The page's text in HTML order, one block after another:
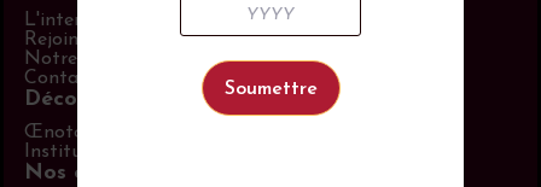
L'interprofession
Rejoindre les équipes
Notre politique RSE
Contact
Découvrir aussi
Œnotourisme en Vallée du Rhône
Institut Rhodanien
Nos outils